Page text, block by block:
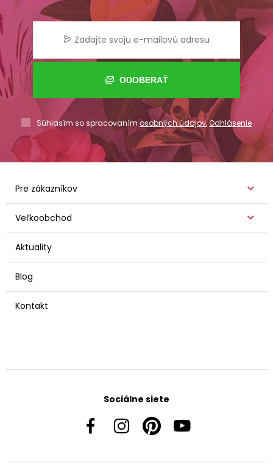
ODOBERAŤ
Súhlasím so spracovaním osobných údajov,Odhlásenie
Pre zákazníkov
Veľkoobchod
Aktuality
Blog
Kontakt
Sociálne siete